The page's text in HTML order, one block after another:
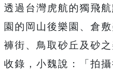
透過台灣虎航的獨飛航
園的岡山後樂園、 倉
褲街、 鳥取砂丘及砂
收錄，小魏說：「拍攝